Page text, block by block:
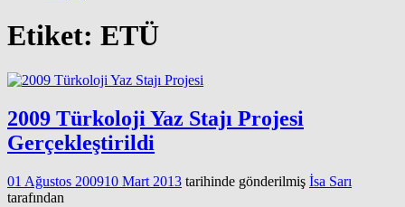
Etiket: ETÜ
2009 Türkoloji Yaz Stajı Projesi
Gerçekleştirildi
01 Ağustos 200910 Mart 2013 tarihinde gönderilmiş İsa Sarı
tarafından